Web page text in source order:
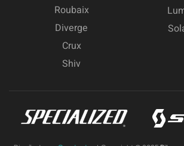
Roubaix
Diverge
Crux
Shiv